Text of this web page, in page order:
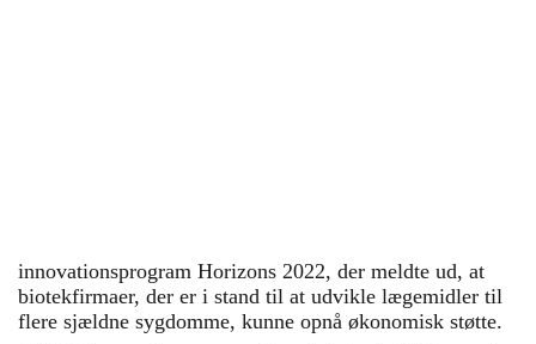
innovationsprogram Horizons 2022, der meldte ud, at
biotekfirmaer, der er i stand til at udvikle lægemidler til
flere sjældne sygdomme, kunne opnå økonomisk støtte.